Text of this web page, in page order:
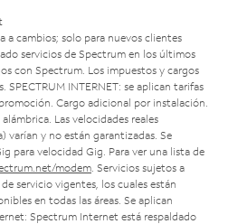
cambios; solo para nuevos clientes
servicios de Spectrum en los últimos
con Spectrum. Los impuestos y cargos
SPECTRUM INTERNET: se aplican tarifas
Cargo adicional por instalación.
Las velocidades reales
varían y no están garantizadas. Se
para velocidad Gig. Para ver una lista de
modem . Servicios sujetos a
servicio vigentes, los cuales están
en todas las áreas. Se aplican
Spectrum Internet está respaldado